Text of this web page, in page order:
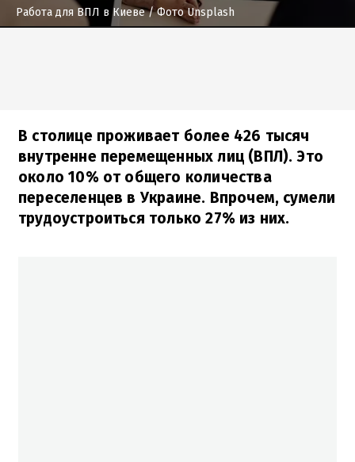
Работа для ВПЛ в Киеве/ Фото Unsplash
В столице проживает более 426 тысяч
внутренне перемещенных лиц (ВПЛ). Это
около 10% от общего количества
переселенцев в Украине. Впрочем, сумели
трудоустроиться только 27% из них.